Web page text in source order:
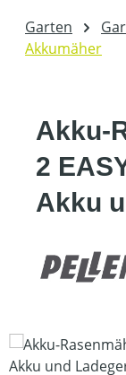
Garten
Akkumäher
Akku-
2
Akku
Bildergalerie